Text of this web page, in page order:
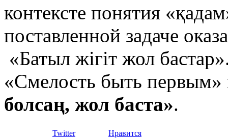
контексте понятия
поставленной задаче
«Батыл жігіт жол
«Смелость быть
болсаң, жол баста».
Twitter Нравится